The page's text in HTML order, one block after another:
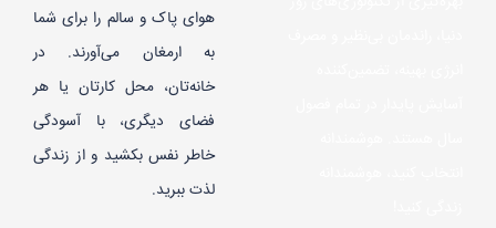
هوای پاک و سالم را برای شما
به ارمغان می‌آورند. در
خانه‌تان، محل کارتان یا هر
فضای دیگری، با آسودگی
خاطر نفس بکشید و از زندگی
لذت ببرید.